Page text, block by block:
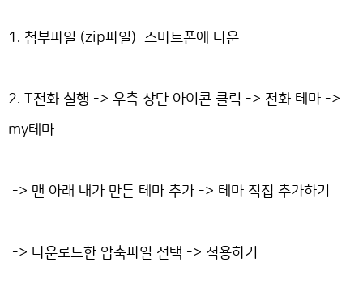
1. 첨부파일 (zip파일) 스마트폰에 다운
2. T전화 실행 -> 우측 상단 아이콘 클릭 -> 전화 테마 ->
my테마
-> 맨 아래 내가 만든 테마 추가 -> 테마 직접 추가하기
-> 다운로드한 압축파일 선택 -> 적용하기